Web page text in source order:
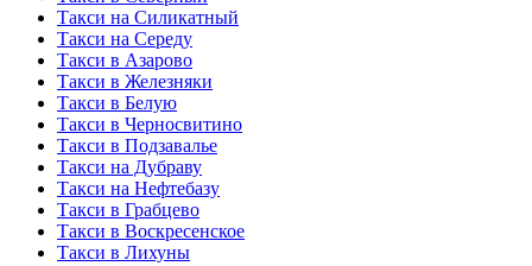
Такси на Силикатный
Такси на Середу
Такси в Азарово
Такси в Железняки
Такси в Белую
Такси в Черносвитино
Такси в Подзавалье
Такси на Дубраву
Такси на Нефтебазу
Такси в Грабцево
Такси в Воскресенское
Такси в Лихуны